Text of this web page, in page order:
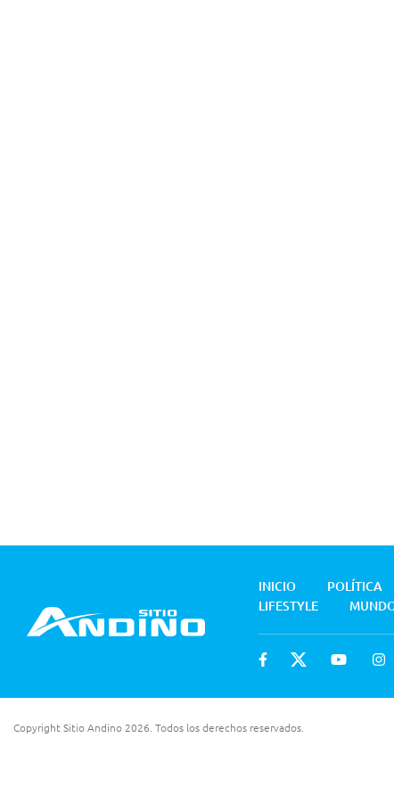
INICIO POLÍTICA
LIFESTYLE
Copyright Sitio Andino 2026. Todos los derechos reservados.